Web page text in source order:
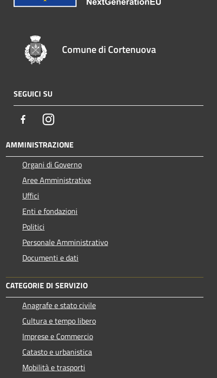
Comune di Cortenuova
SEGUICI SU
FacebookInstagram
AMMINISTRAZIONE
Organi di Governo
Aree Amministrative
Uffici
Enti e fondazioni
Politici
Personale Amministrativo
Documenti e dati
CATEGORIE DI SERVIZIO
Anagrafe e stato civile
Cultura e tempo libero
Imprese e Commercio
Catasto e urbanistica
Mobilità e trasporti